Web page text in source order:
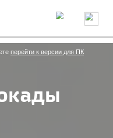
Пресса
Архитекторы
Вакансии
Блог
перейти к версии для ПК